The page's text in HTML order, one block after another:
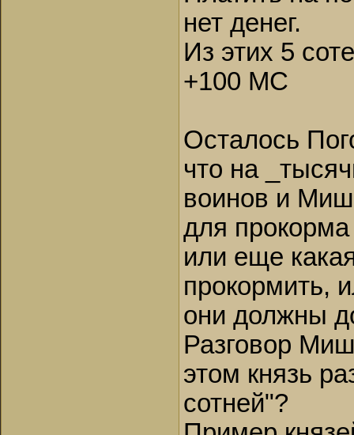
нет денег.
Из этих 5
+100 МС
Осталось
что на
воинов и
для
или еще
прокормить,
они должны
Разговор
этом князь
сотней"?